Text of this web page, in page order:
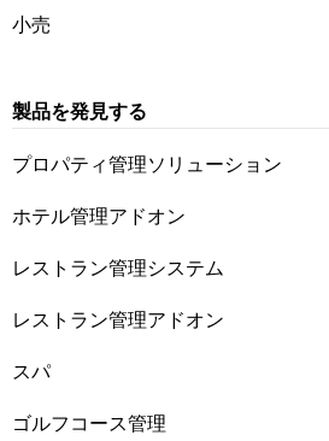
小売
製品を発見する
プロパティ管理ソリューション
ホテル管理アドオン
レストラン管理システム
レストラン管理アドオン
スパ
ゴルフコース管理